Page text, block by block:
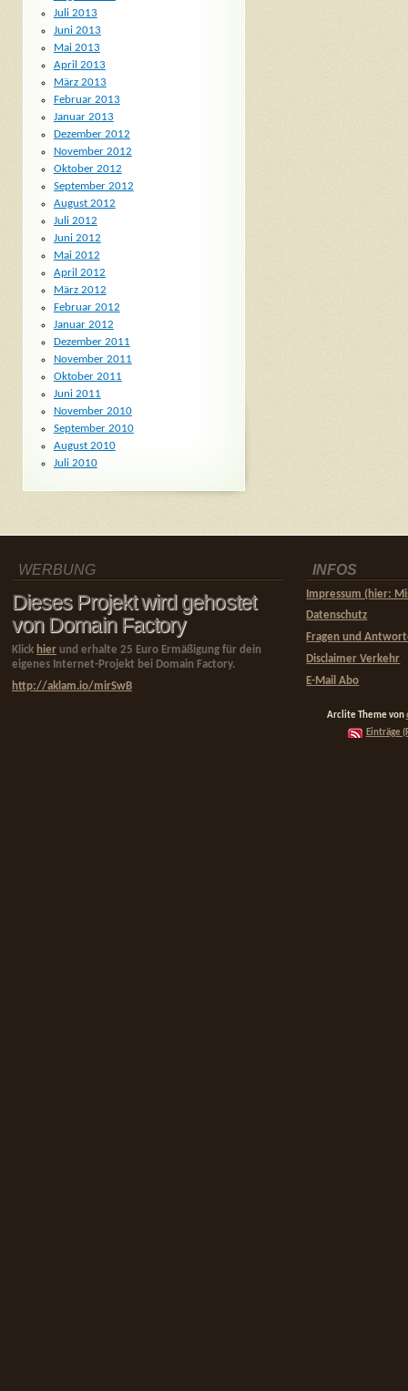
Juli 2013
Juni 2013
Mai 2013
April 2013
März 2013
Februar 2013
Januar 2013
Dezember 2012
November 2012
Oktober 2012
September 2012
August 2012
Juli 2012
Juni 2012
Mai 2012
April 2012
März 2012
Februar 2012
Januar 2012
Dezember 2011
November 2011
Oktober 2011
Juni 2011
November 2010
September 2010
August 2010
Juli 2010
WERBUNG
Dieses Projekt wird gehostet
von Domain Factory
Klick hier und erhalte 25 Euro Ermäßigung für dein
eigenes Internet-Projekt bei Domain Factory.
http://aklam.io/mirSwB
INFOS
Impressum (hier:
Datenschutz
Fragen und
Disclaimer Verkehr
E-Mail Abo
Arclite Theme von
Einträge